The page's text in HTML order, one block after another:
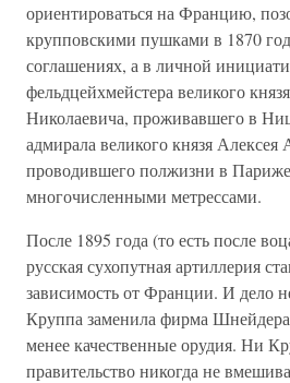
ориентироваться на Францию,
крупповскими пушками в 1870
соглашениях, а в личной
фельдцейхмейстера великого
Николаевича, проживавшего в
адмирала великого князя Алексея
проводившего полжизни в
многочисленными метрессами.
После 1895 года (то есть после
русская сухопутная артиллерия
зависимость от Франции. И дело
Круппа заменила фирма
менее качественные орудия. Ни
правительство никогда не